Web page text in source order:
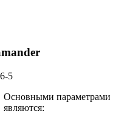
5
Основными параметрами
являются: